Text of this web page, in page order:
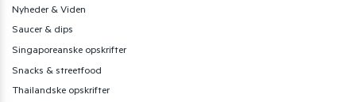
Nyheder & Viden
Saucer & dips
Singaporeanske opskrifter
Snacks & streetfood
Thailandske opskrifter